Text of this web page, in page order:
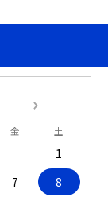
金 土
1
7
8